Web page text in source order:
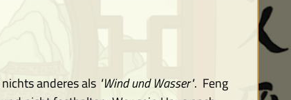
anderes als "Wind und Wasser". Feng